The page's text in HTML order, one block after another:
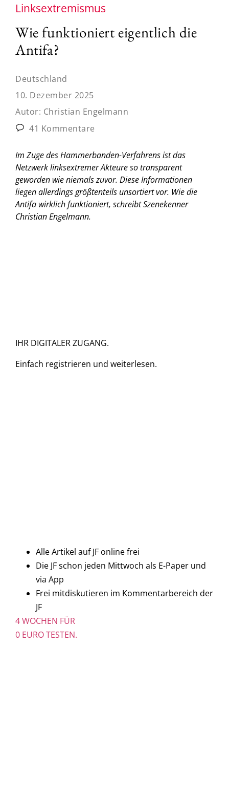
Linksextremismus
Wie funktioniert eigentlich die
Antifa?
Deutschland
10. Dezember 2025
Autor: Christian Engelmann
41 Kommentare
Im Zuge des Hammerbanden-Verfahrens ist das
Netzwerk linksextremer Akteure so transparent
geworden wie niemals zuvor. Diese Informationen
liegen allerdings größtenteils unsortiert vor. Wie die
Antifa wirklich funktioniert, schreibt Szenekenner
Christian Engelmann.
IHR DIGITALER ZUGANG.
Einfach registrieren und weiterlesen.
Alle Artikel auf JF online frei
Die JF schon jeden Mittwoch als E-Paper und
via App
Frei mitdiskutieren im Kommentarbereich der
JF
4 WOCHEN FÜR
0 EURO TESTEN.